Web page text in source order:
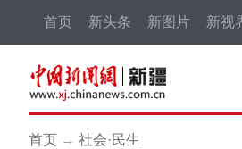
首页 新头条 新图片 新视
首页 → 社会·民生